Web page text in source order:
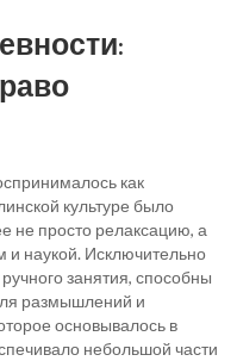
как
культуре было
не просто релаксацию, а
наукой. Исключительно
занятия, способны
размышлений и
основывалось в
небольшой части